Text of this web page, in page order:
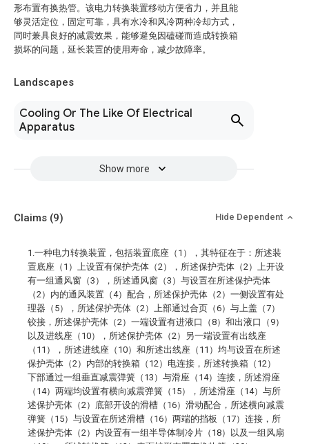
形布置有换热管。该电力转换装置移动方便省力，并且能
够灵活定位，固定可靠，具有水冷和风冷两种冷却方式，
同时兼具良好的减震效果，能够避免因磕碰而造成转换箱
损坏的问题，延长装置的使用寿命，减少故障率。
Landscapes
Cooling Or The Like Of Electrical
Apparatus
Show more
Claims (9) Hide Dependent
1.一种电力转换装置，包括装置底座（1），其特征在于：所述装
置底座（1）上设置有保护壳体（2），所述保护壳体（2）上开设
有一组通风窗（3），所述通风窗（3）与设置在所述保护壳体
（2）内的通风装置（4）配合，所述保护壳体（2）一侧设置有处
理器（5），所述保护壳体（2）上部通过合页（6）与上盖（7）
铰接，所述保护壳体（2）一端设置有进液口（8）和出液口（9）
以及进线座（10），所述保护壳体（2）另一端设置有出线座
（11），所述进线座（10）和所述出线座（11）均与设置在所述
保护壳体（2）内部的转换箱（12）电连接，所述转换箱（12）
下部通过一组垂直减震弹簧（13）与滑座（14）连接，所述滑座
（14）两端均设置有横向减震弹簧（15），所述滑座（14）与所
述保护壳体（2）底部开设的滑槽（16）滑动配合，所述横向减震
弹簧（15）与设置在所述滑槽（16）两端的挡板（17）连接，所
述保护壳体（2）内设置有一组半导体制冷片（18）以及一组风扇